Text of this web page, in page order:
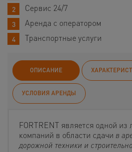
Сервис 24/7
Аренда с оператором
Транспортные услуги
ОПИСАНИЕ
УСЛОВИЯ АРЕНДЫ
FORTRENT является одной
компаний в области сдачи в
дорожной техники и